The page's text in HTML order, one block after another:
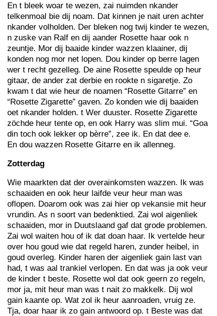
En t bleek woar te wezen, zai nuimden nkander
telkenmoal bie dij noam. Dat kinnen je nait uren achter
nkander volholden. Der bleken nog twij kinder te wezen,
n zuske van Ralf en dij aander Rosette haar ook n
zeuntje. Mor dij baaide kinder wazzen klaainer, dij
konden nog mor net lopen. Dou kinder op berre lagen
wer t recht gezelleg. De aine Rosette speulde op heur
gitaar, de ander zat derbie en rookte n sigaretje. Zo
kwam t dat wie heur de noamen “Rosette Gitarre” en
“Rosette Zigarette” gaven. Zo konden wie dij baaiden
oet nkander holden. t Wer duuster. Rosette Zigarette
zöchde heur tente op, en ook Harry was slim mui. “Goa
din toch ook lekker op bèrre”, zee ik. En dat dee e.
En dou wazzen Rosette Gitarre en ik allenneg.
Zotterdag
Wie maarkten dat der overainkomsten wazzen. Ik was
schaaiden en ook heur laifde veur heur man was
oflopen. Doarom ook was zai hier op vekansie mit heur
vrundin. As n soort van bedenktied. Zai wol aigenliek
schaaiden, mor in Duutslaand gaf dat grode problemen.
Zai wol waiten hou of ik dat doan haar. Ik vertelde heur
over hou goud wie dat regeld haren, zunder heibel, in
goud overleg. Kinder haren der aigenliek gain last van
had, t was aal trankiel verlopen. En dat was ja ook veur
de kinder t beste. Rosette wol dat ook geern zo regeln,
mor ja, mit heur man was t nait zo makkelk. Dij wol
gain kaante op. Wat zol ik heur aanroaden, vruig ze.
Tja, doar haar ik zo gain antwoord op. t Beste was dat